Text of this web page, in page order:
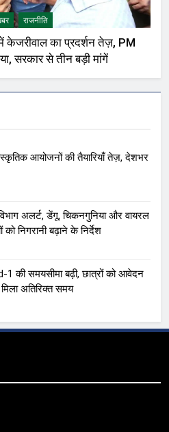
राजनीति
केजरीवाल का प्रदर्शन तेज़, PM
सरकार से तीन बड़ी मांगें
आयोजनों की तैयारियाँ तेज़, देशभर
अलर्ट, डेंगू, चिकनगुनिया और वायरल
निगरानी बढ़ाने के निर्देश
की समयसीमा बढ़ी, छात्रों को आवेदन
अतिरिक्त समय